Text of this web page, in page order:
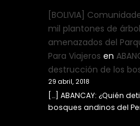
[BOLIVIA]
mil plantones de
amenazados del
Para Viajeros en
destrucción de los
29 abril, 2018
[…] ABANCAY: ¿Quién
bosques andinos del